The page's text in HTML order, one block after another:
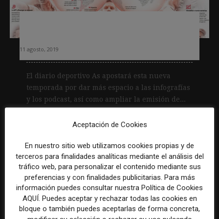
11 agosto, 2019
El diario deportivo As apostará esta nueva
temporada por dar más espacio a las infografías
y los podcast, así como ampliar la emisión de...
Aceptación de Cookies
En nuestro sitio web utilizamos cookies propias y de
terceros para finalidades analíticas mediante el análisis del
tráfico web, para personalizar el contenido mediante sus
preferencias y con finalidades publicitarias. Para más
información puedes consultar nuestra Política de Cookies
AQUÍ. Puedes aceptar y rechazar todas las cookies en
bloque o también puedes aceptarlas de forma concreta,